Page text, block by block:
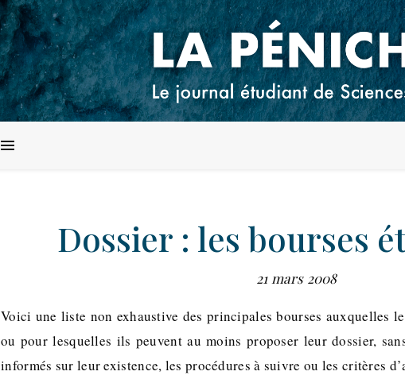
Dossier : les bourses
21 mars 2008
Voici une liste non exhaustive des principales bourses auxquelles
ou pour lesquelles ils peuvent au moins proposer leur dossier,
informés sur leur existence, les procédures à suivre ou les critères